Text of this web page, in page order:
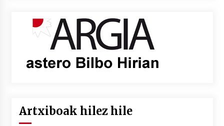
Artxiboak hilez hile